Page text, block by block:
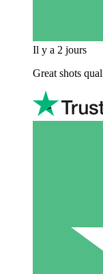
Il y a 2 jours
Great shots